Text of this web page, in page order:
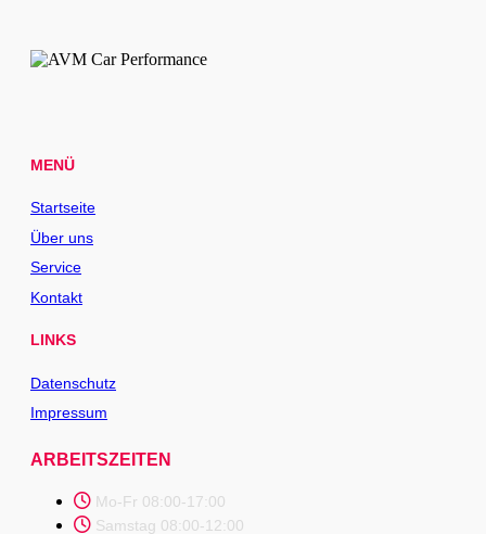
MENÜ
Startseite
Über uns
Service
Kontakt
LINKS
Datenschutz
Impressum
ARBEITSZEITEN
Mo-Fr 08:00-17:00
Samstag 08:00-12:00